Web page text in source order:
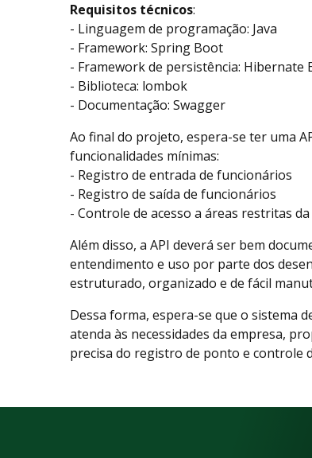
Requisitos técnicos:
- Linguagem de programação: Java
- Framework: Spring Boot
- Framework de persistência: Hibernate
- Biblioteca: lombok
- Documentação: Swagger
Ao final do projeto, espera-se ter uma
funcionalidades mínimas:
- Registro de entrada de funcionários
- Registro de saída de funcionários
- Controle de acesso a áreas restritas
Além disso, a API deverá ser bem
entendimento e uso por parte dos
estruturado, organizado e de fácil
Dessa forma, espera-se que o sistema
atenda às necessidades da empresa,
precisa do registro de ponto e controle